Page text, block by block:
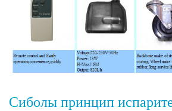
Сиболы принцип